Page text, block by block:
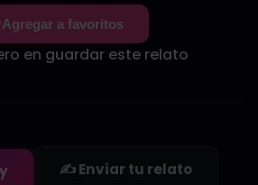
Agregar a favoritos
en guardar este relato
✍️ Enviar tu relato